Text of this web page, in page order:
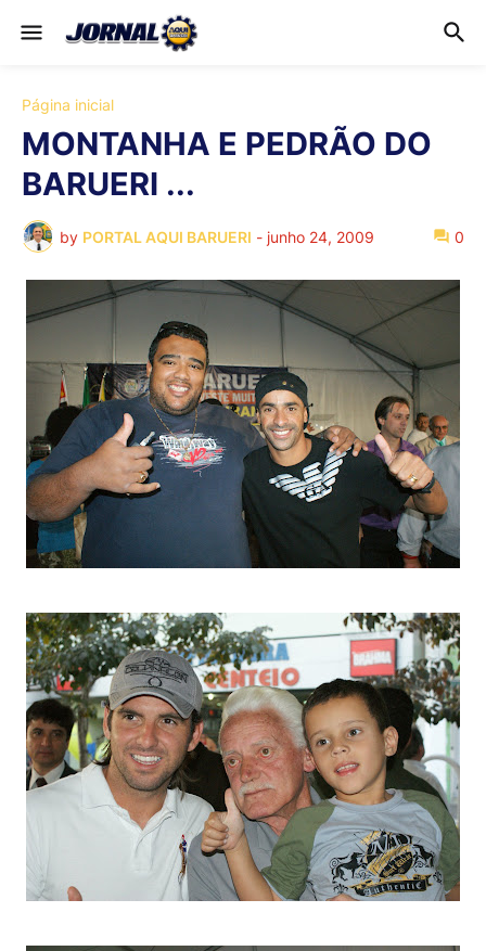
Página inicial
MONTANHA E PEDRÃO DO
BARUERI ...
by PORTAL AQUI BARUERI - junho 24, 2009 0